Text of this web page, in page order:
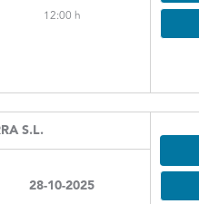
12:00 h
S.L.
28-10-2025